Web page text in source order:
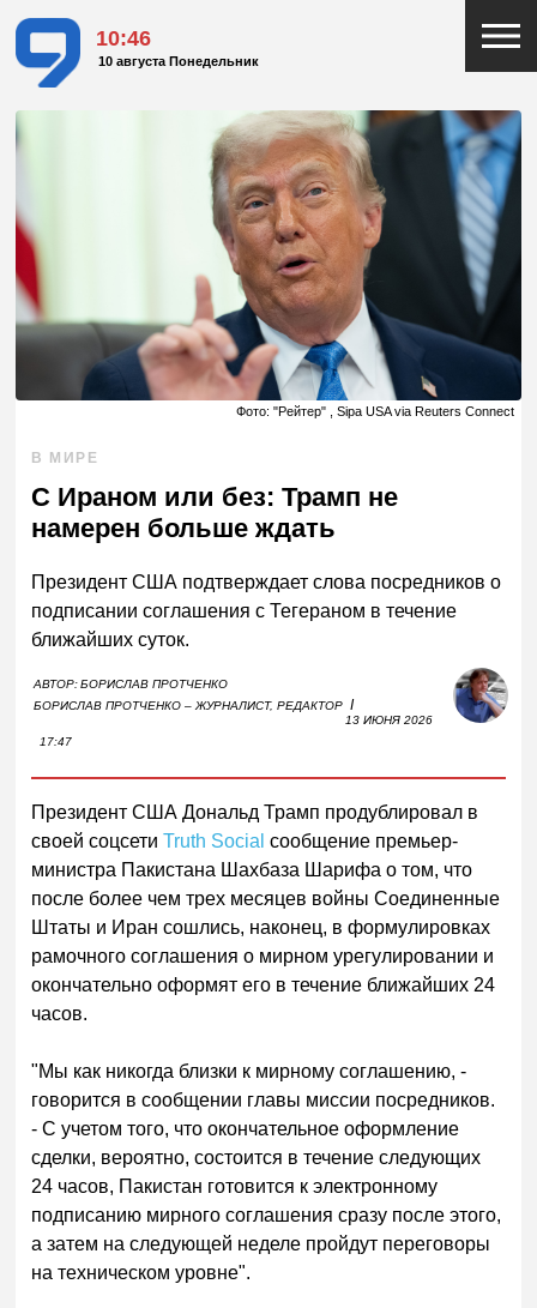
10:46
10 августа Понедельник
Фото: "Рейтер" , Sipa USA via Reuters Connect
В МИРЕ
С Ираном или без: Трамп не
намерен больше ждать
Президент США подтверждает слова посредников о
подписании соглашения с Тегераном в течение
ближайших суток.
АВТОР:БОРИСЛАВ ПРОТЧЕНКО
БОРИСЛАВ ПРОТЧЕНКО – ЖУРНАЛИСТ, РЕДАКТОР I
13 ИЮНЯ 2026
17:47
Президент США Дональд Трамп продублировал в
своей соцсетиTruth Social сообщение премьер-
министра Пакистана Шахбаза Шарифа о том, что
после более чем трех месяцев войны Соединенные
Штаты и Иран сошлись, наконец, в формулировках
рамочного соглашения о мирном урегулировании и
окончательно оформят его в течение ближайших 24
часов.
"Мы как никогда близки к мирному соглашению, -
говорится в сообщении главы миссии посредников.
- С учетом того, что окончательное оформление
сделки, вероятно, состоится в течение следующих
24 часов, Пакистан готовится к электронному
подписанию мирного соглашения сразу после этого,
а затем на следующей неделе пройдут переговоры
на техническом уровне".